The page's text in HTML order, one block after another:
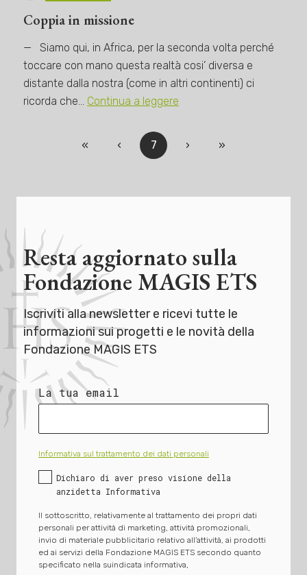
Coppia in missione
— Siamo qui, in Africa, per la seconda volta perché
toccare con mano questa realtà cosi’ diversa e
distante dalla nostra (come in altri continenti) ci
ricorda che… Continua a leggere
« ‹ 7 › »
Resta aggiornato sulla
Fondazione MAGIS ETS
Iscriviti alla newsletter e ricevi tutte le
informazioni sui progetti e le novità della
Fondazione MAGIS ETS
La tua email
Informativa sul trattamento dei dati personali
Dichiaro di aver preso visione della
anzidetta Informativa
Il sottoscritto, relativamente al trattamento dei propri dati
personali per attività di marketing, attività promozionali,
invio di materiale pubblicitario relativo all’attività, ai prodotti
ed ai servizi della Fondazione MAGIS ETS secondo quanto
specificato nella suindicata informativa,